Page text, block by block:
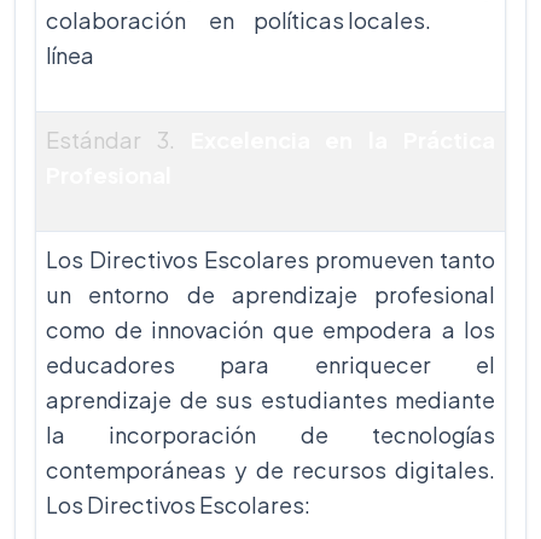
colaboración en
línea
políticas locales.
Estándar 3.
Los Directivos Escolares promueven tanto
un entorno de aprendizaje profesional
como de innovación que empodera a los
educadores para enriquecer el
aprendizaje de sus estudiantes mediante
la incorporación de tecnologías
contemporáneas y de recursos digitales.
Los Directivos Escolares: